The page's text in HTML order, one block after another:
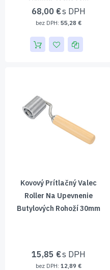
68,00 €
55,28 €
Kovový Prítlačný Valec
Roller Na Upevnenie
Butylových Rohoží 30mm
15,85 €
12,89 €